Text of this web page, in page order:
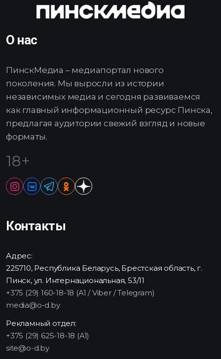
О нас
ПинскМедиа – медиапортал нового
поколения. Мы выросли из истории
независимых медиа и сегодня развиваемся
как главный информационный ресурс Пинска,
предлагая аудитории свежий взгляд и новые
форматы.
18+
Контакты
Адрес:
225710, Республика Беларусь, Брестская область, г.
Пинск, ул. Интернациональная, 53/11
+375 (29) 160-18-18 (A1 / Viber / Telegram)
media@o-d.by
Рекламный отдел:
+375 (29) 625-18-18 (A1)
site@o-d.by